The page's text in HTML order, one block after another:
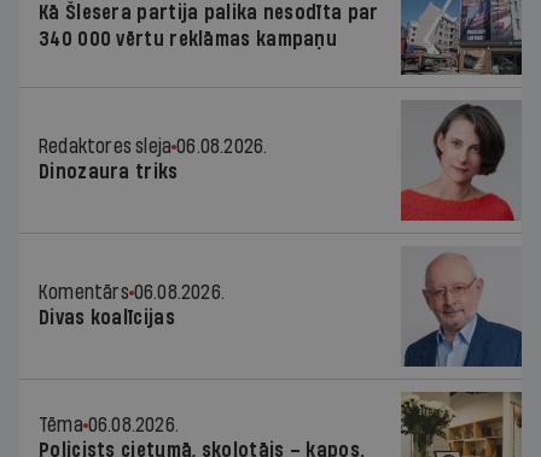
Kā Šlesera partija palika nesodīta par
340 000 vērtu reklāmas kampaņu
Redaktores sleja 06.08.2026.
Dinozaura triks
Komentārs 06.08.2026.
Divas koalīcijas
Tēma 06.08.2026.
Policists cietumā, skolotājs – kapos.